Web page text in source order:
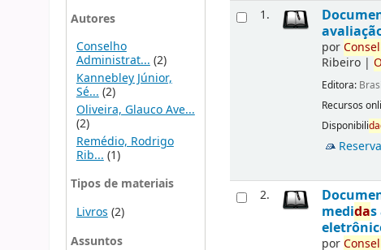
Autores
Conselho
Administrat...(2)
Kannebley Júnior,
Sé... (2)
Oliveira, Glauco Ave...
(2)
Remédio, Rodrigo
Rib... (1)
Tipos de materiais
Livros (2)
Assuntos
1.
por
Ribeiro |
Editora:
Recursos
Disponibilida
2.
medida
por